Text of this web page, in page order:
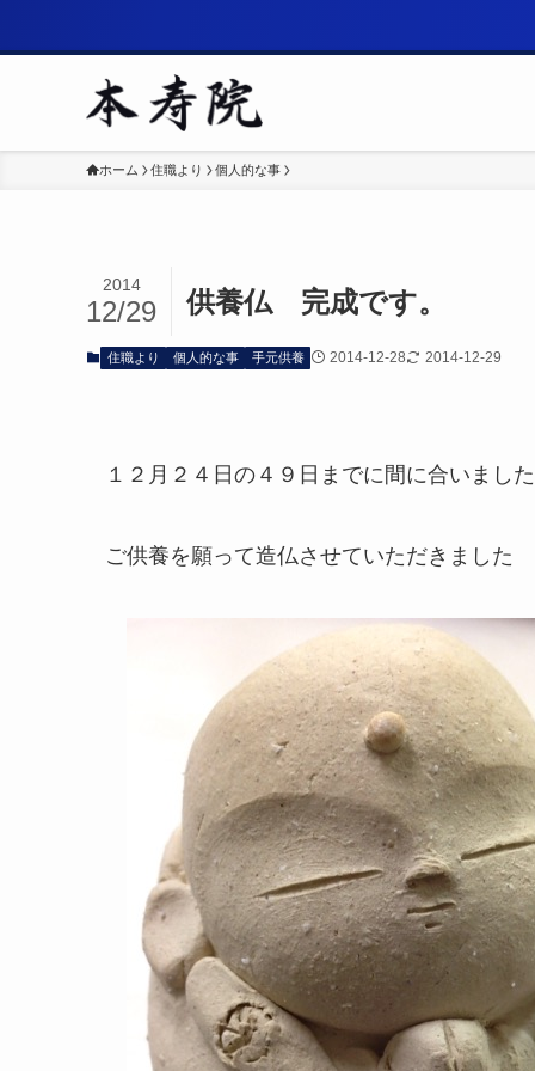
ホーム 住職より 個人的な事
供養仏 完成です。
2014
12/29
住職より 個人的な事 手元供養 2014-12-28 2014-12-29
１２月２４日の４９日までに間に合いまし
ご供養を願って造仏させていただきました